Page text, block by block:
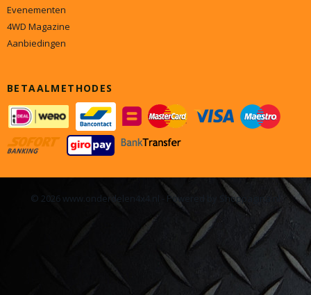
Evenementen
4WD Magazine
Aanbiedingen
BETAALMETHODES
© 2026 www.onderdelen4x4.nl - Powered by Shoppagina.nl